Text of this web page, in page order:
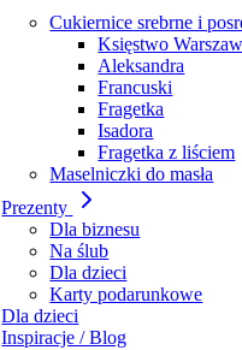
Cukiernice srebrne i
Księstwo
Aleksandra
Francuski
Fragetka
Isadora
Fragetka z liściem
Maselniczki do masła
Prezenty
Dla biznesu
Na ślub
Dla dzieci
Karty podarunkowe
Dla dzieci
Inspiracje / Blog